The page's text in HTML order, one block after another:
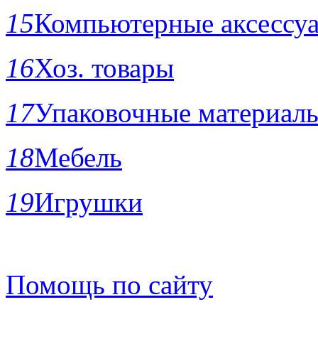
15Компьютерные
16Хоз. товары
17Упаковочные
18Мебель
19Игрушки
Помощь по сайту